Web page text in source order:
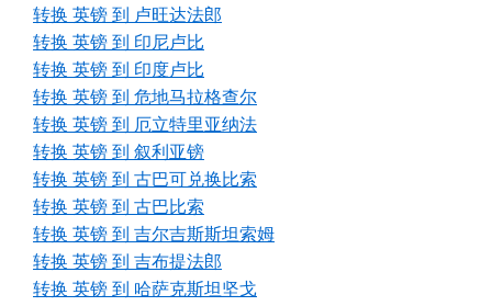
转换 英镑 到 卢旺达法郎
转换 英镑 到 印尼卢比
转换 英镑 到 印度卢比
转换 英镑 到 危地马拉格查尔
转换 英镑 到 厄立特里亚纳法
转换 英镑 到 叙利亚镑
转换 英镑 到 古巴可兑换比索
转换 英镑 到 古巴比索
转换 英镑 到 吉尔吉斯斯坦索姆
转换 英镑 到 吉布提法郎
转换 英镑 到 哈萨克斯坦坚戈